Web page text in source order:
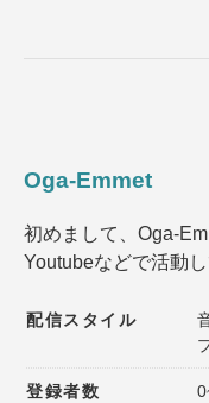
Oga-Emmet
初めまして、Oga-
Youtubeなどで活動
配信スタイル
登録者数